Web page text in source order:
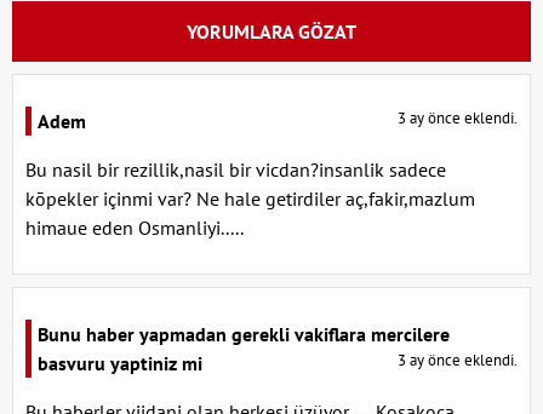
YORUMLARA GÖZAT
Adem 3 ay önce eklendi.
Bu nasil bir rezillik,nasil bir vicdan?insanlik sadece
kōpekler içinmi var? Ne hale getirdiler aç,fakir,mazlum
himaue eden Osmanliyi.....
Bunu haber yapmadan gerekli vakiflara mercilere
basvuru yaptiniz mi
3 ay önce eklendi.